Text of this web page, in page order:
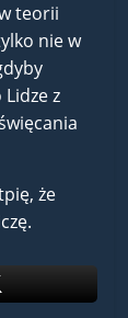
teorii
nie w
z
że